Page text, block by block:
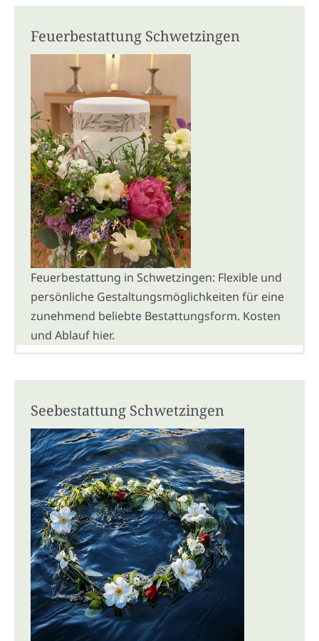
Feuerbestattung Schwetzingen
Feuerbestattung in Schwetzingen: Flexible und
persönliche Gestaltungsmöglichkeiten für eine
zunehmend beliebte Bestattungsform. Kosten
und Ablauf hier.
Seebestattung Schwetzingen